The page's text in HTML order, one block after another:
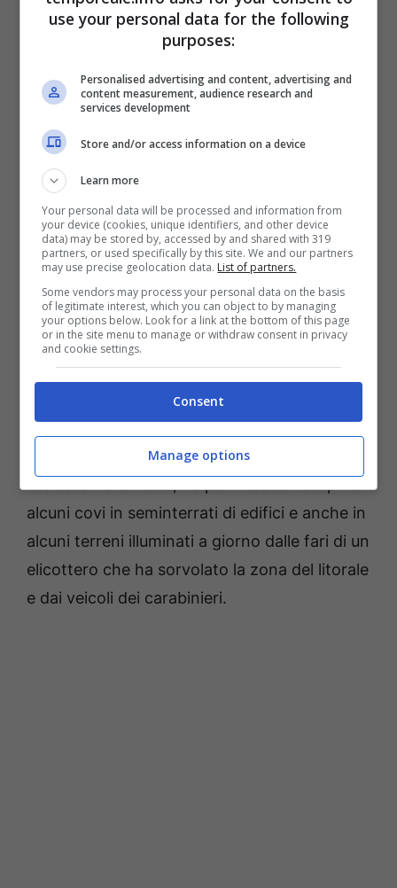
rispettivi ma illegittimi interessi si sarebbero
infiltrati negli ambienti politici e
sostegni.
In quest’ottica ipalazzi municipali di Anzio e
Nettuno sono stati a lungo interdetti a
dipendenti e consiglieri comunali
nel corso
dell’intera mattinata di giovedì. I carabinieri
del Nucleo investigativo di Roma hanno
ordinato, per esempio, di tenere spenti i
computer dei due comuni e hanno acquisito
elementi – definiti interessanti – per
verificare la presunta infiltrazione
dell’organizzazione ‘ndranghetista nelle due
amministrazioni e monitorare l’attività legata
allo smaltimento dei rifiuti. L’operazione,
scattata nella notte, ha permesso di scoprire
alcuni covi in seminterrati di edifici e anche in
alcuni terreni illuminati a giorno dalle fari di un
elicottero che ha sorvolato la zona del litorale
e dai veicoli dei carabinieri.
use your personal data for the following
purposes:
Personalised advertising and content, advertising and
content measurement, audience research and
services development
Store and/or access information on a device
Learn more
Your personal data will be processed and information from
your device (cookies, unique identifiers, and other device
data) may be stored by, accessed by and shared with 319
partners, or used specifically by this site. We and our partners
may use precise geolocation data. List of partners.
Some vendors may process your personal data on the basis
of legitimate interest, which you can object to by managing
your options below. Look for a link at the bottom of this page
or in the site menu to manage or withdraw consent in privacy
and cookie settings.
Consent
Manage options